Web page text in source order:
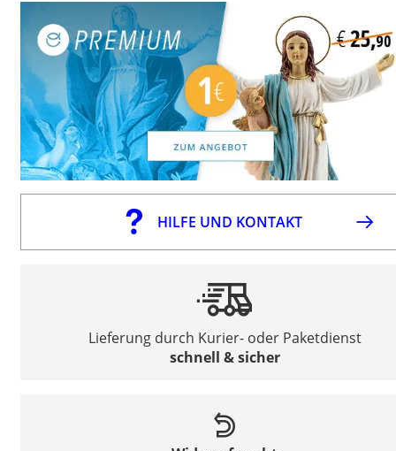
HILFE UND KONTAKT
Lieferung durch Kurier- oder Paketdienst
schnell & sicher